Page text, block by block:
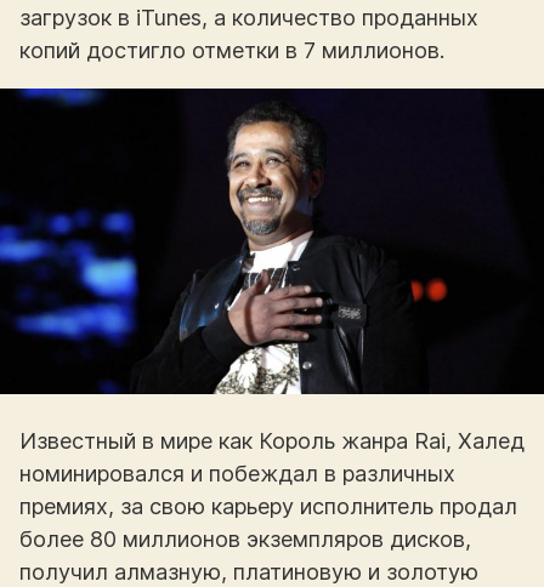
загрузок в iTunes, а количество проданных
копий достигло отметки в 7 миллионов.
Известный в мире как Король жанра Rai, Халед
номинировался и побеждал в различных
премиях, за свою карьеру исполнитель продал
более 80 миллионов экземпляров дисков,
получил алмазную, платиновую и золотую